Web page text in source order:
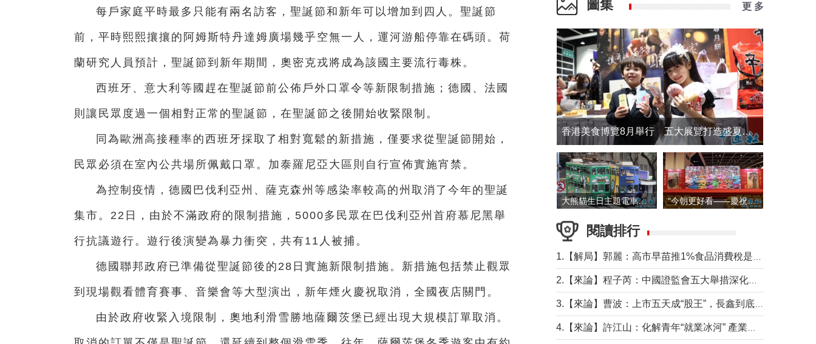
每戶家庭平時最多只能有兩名訪客，聖誕節和新年可以增加到四人。聖誕節
前，平時熙熙攘攘的阿姆斯特丹達姆廣場幾乎空無一人，運河游船停靠在碼頭。荷
蘭研究人員預計，聖誕節到新年期間，奧密克戎將成為該國主要流行毒株。
西班牙、意大利等國趕在聖誕節前公佈戶外口罩令等新限制措施；德國、法國
則讓民眾度過一個相對正常的聖誕節，在聖誕節之後開始收緊限制。
同為歐洲高接種率的西班牙採取了相對寬鬆的新措施，僅要求從聖誕節開始，
民眾必須在室內公共場所佩戴口罩。加泰羅尼亞大區則自行宣佈實施宵禁。
為控制疫情，德國巴伐利亞州、薩克森州等感染率較高的州取消了今年的聖誕
集市。22日，由於不滿政府的限制措施，5000多民眾在巴伐利亞州首府慕尼黑舉
行抗議遊行。遊行後演變為暴力衝突，共有11人被捕。
德國聯邦政府已準備從聖誕節後的28日實施新限制措施。新措施包括禁止觀眾
到現場觀看體育賽事、音樂會等大型演出，新年煙火慶祝取消，全國夜店關門。
由於政府收緊入境限制，奧地利滑雪勝地薩爾茨堡已經出現大規模訂單取消。
圖集 更 多
香港美食博覽8月舉行 五大展覽打造盛夏嘉年華
大熊貓生日主題電車在香港島行駛 “今朝更好看——慶祝中國共產黨成立105周年名家作品展”6日起舉行
閱讀排行